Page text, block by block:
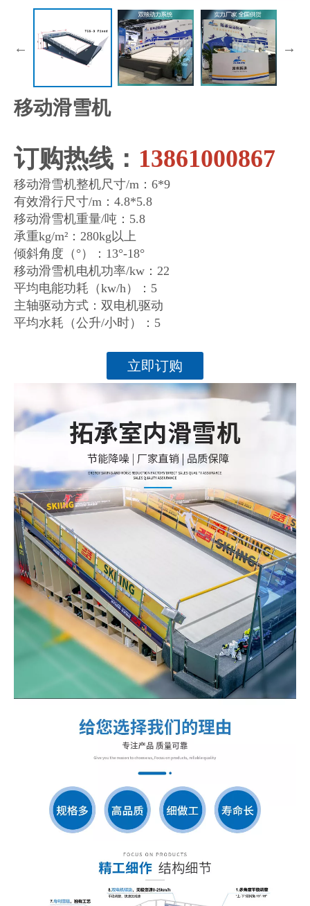
移动滑雪机
订购热线： 13861000867
移动滑雪机整机尺寸/m：6*9
有效滑行尺寸/m：4.8*5.8
移动滑雪机重量/吨：5.8
承重kg/m²：280kg以上
倾斜角度（°）：13°-18°
移动滑雪机电机功率/kw：22
平均电能功耗（kw/h）：5
主轴驱动方式：双电机驱动
平均水耗（公升/小时）：5
立即订购